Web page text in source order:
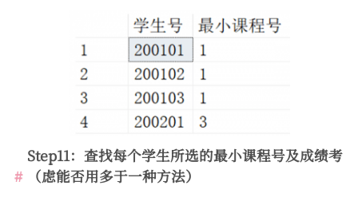
Step11：查找每个学生所选的最小课程号及成绩考
（虑能否用多于一种方法）